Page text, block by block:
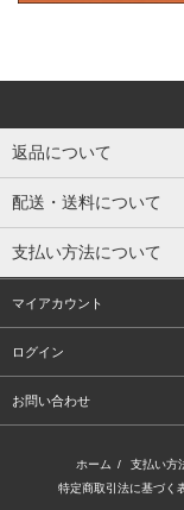
返品について
配送・送料について
支払い方法について
マイアカウント
ログイン
お問い合わせ
ホーム / 支払い方
特定商取引法に基づく